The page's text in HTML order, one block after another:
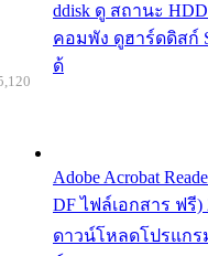
ddisk ดู สถานะ
คอมพัง ดูฮาร์ดดิสก์
ด้
Adobe Acrobat
DF ไฟล์เอกสาร ฟรี)
ดาวน์โหลดโปรแกรม